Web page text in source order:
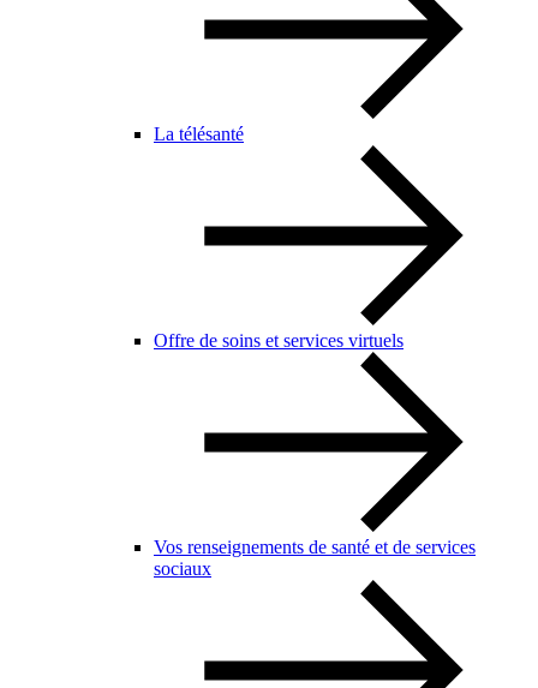
La télésanté
Offre de soins et services virtuels
Vos renseignements de santé et de services
sociaux